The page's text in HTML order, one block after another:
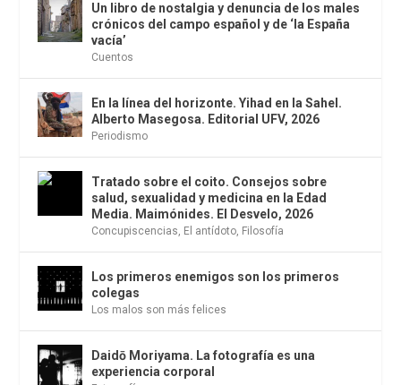
Un libro de nostalgia y denuncia de los males
crónicos del campo español y de ‘la España
vacía’
Cuentos
En la línea del horizonte. Yihad en la Sahel.
Alberto Masegosa. Editorial UFV, 2026
Periodismo
Tratado sobre el coito. Consejos sobre
salud, sexualidad y medicina en la Edad
Media. Maimónides. El Desvelo, 2026
Concupiscencias, El antídoto, Filosofía
Los primeros enemigos son los primeros
colegas
Los malos son más felices
Daidō Moriyama. La fotografía es una
experiencia corporal